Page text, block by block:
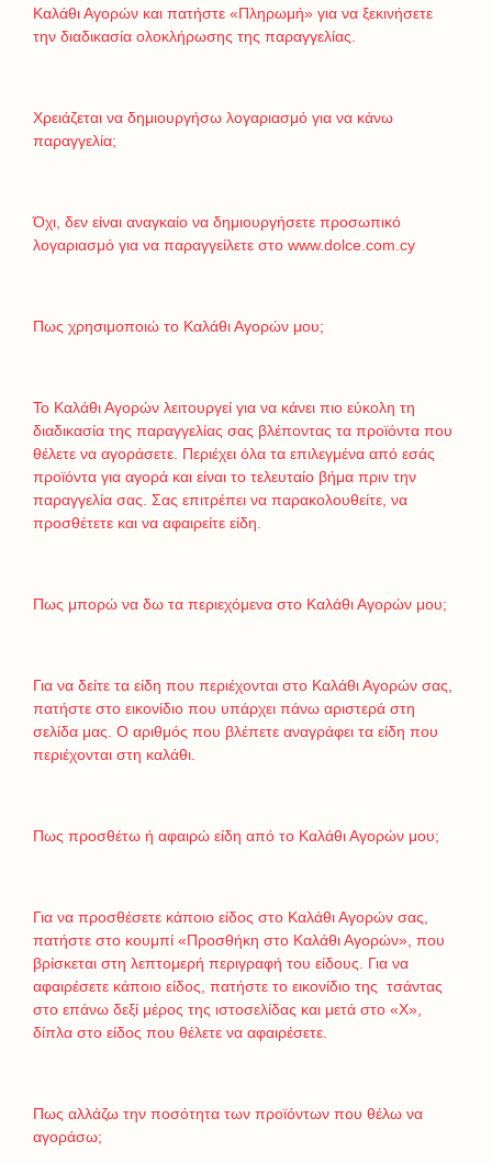
Καλάθι Αγορών και πατήστε «Πληρωμή» για να ξεκινήσετε
την διαδικασία ολοκλήρωσης της παραγγελίας.
Χρειάζεται να δημιουργήσω λογαριασμό για να κάνω
παραγγελία;
Όχι, δεν είναι αναγκαίο να δημιουργήσετε προσωπικό
λογαριασμό για να παραγγείλετε στο www.dolce.com.cy
Πως χρησιμοποιώ το Καλάθι Αγορών μου;
Το Καλάθι Αγορών λειτουργεί για να κάνει πιο εύκολη τη
διαδικασία της παραγγελίας σας βλέποντας τα προϊόντα που
θέλετε να αγοράσετε. Περιέχει όλα τα επιλεγμένα από εσάς
προϊόντα για αγορά και είναι το τελευταίο βήμα πριν την
παραγγελία σας. Σας επιτρέπει να παρακολουθείτε, να
προσθέτετε και να αφαιρείτε είδη.
Πως μπορώ να δω τα περιεχόμενα στο Καλάθι Αγορών μου;
Για να δείτε τα είδη που περιέχονται στο Καλάθι Αγορών σας,
πατήστε στο εικονίδιο που υπάρχει πάνω αριστερά στη
σελίδα μας. Ο αριθμός που βλέπετε αναγράφει τα είδη που
περιέχονται στη καλάθι.
Πως προσθέτω ή αφαιρώ είδη από το Καλάθι Αγορών μου;
Για να προσθέσετε κάποιο είδος στο Καλάθι Αγορών σας,
πατήστε στο κουμπί «Προσθήκη στο Καλάθι Αγορών», που
βρίσκεται στη λεπτομερή περιγραφή του είδους. Για να
αφαιρέσετε κάποιο είδος, πατήστε το εικονίδιο της τσάντας
στο επάνω δεξί μέρος της ιστοσελίδας και μετά στο «Χ»,
δίπλα στο είδος που θέλετε να αφαιρέσετε.
Πως αλλάζω την ποσότητα των προϊόντων που θέλω να
αγοράσω;